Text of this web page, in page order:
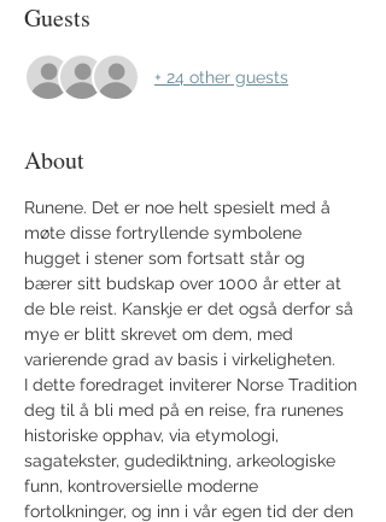
Guests
+ 24 other guests
About
Runene. Det er noe helt spesielt med å
møte disse fortryllende symbolene
hugget i stener som fortsatt står og
bærer sitt budskap over 1000 år etter at
de ble reist. Kanskje er det også derfor så
mye er blitt skrevet om dem, med
varierende grad av basis i virkeligheten.
I dette foredraget inviterer Norse Tradition
deg til å bli med på en reise, fra runenes
historiske opphav, via etymologi,
sagatekster, gudediktning, arkeologiske
funn, kontroversielle moderne
fortolkninger, og inn i vår egen tid der den